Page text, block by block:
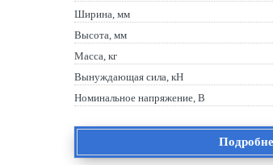
Ширина, мм
Высота, мм
Масса, кг
Вынуждающая сила, кН
Номинальное напряжение, В